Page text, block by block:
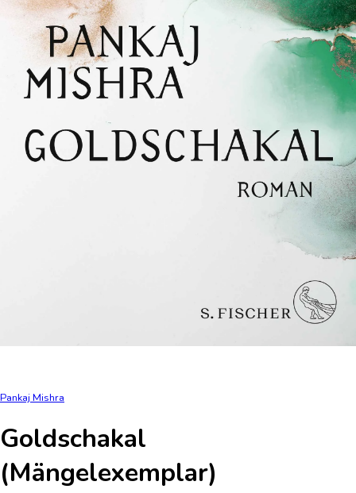
Pankaj Mishra
Goldschakal
(Mängelexemplar)